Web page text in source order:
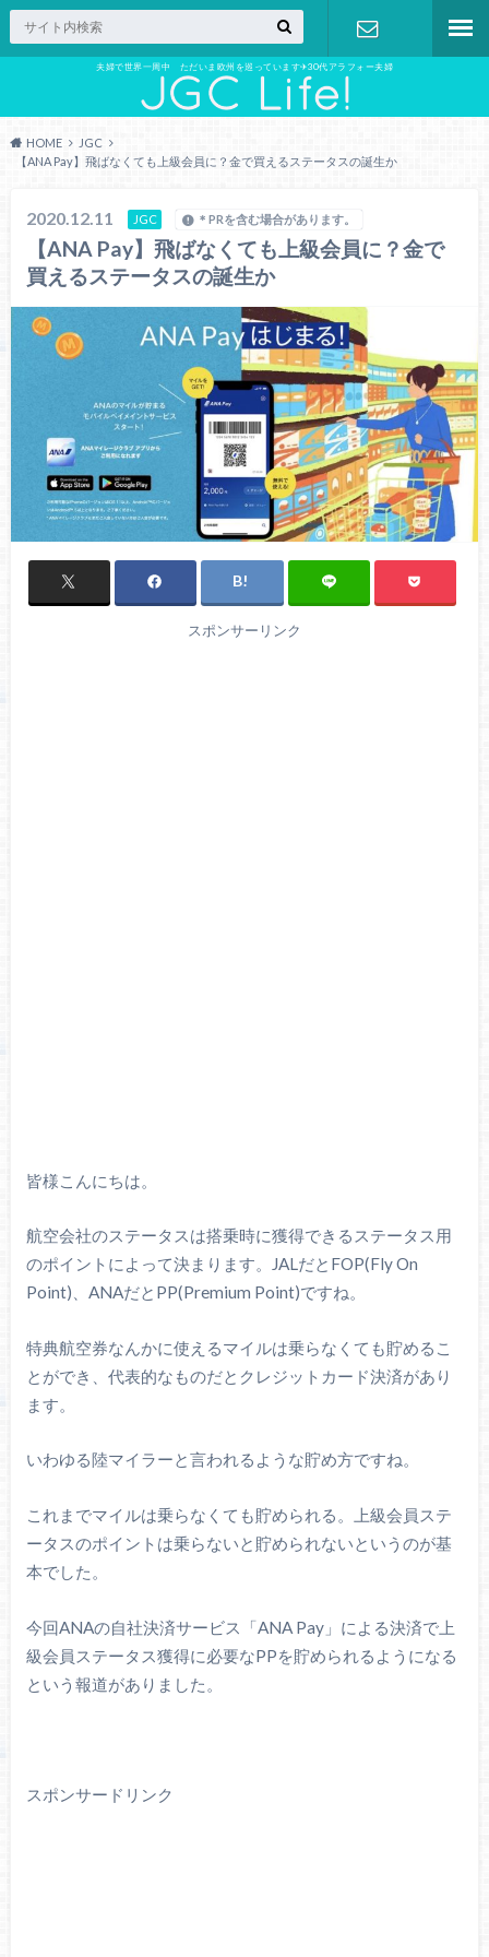
夫婦で世界一周中 ただいま欧州を巡っています✈︎30代アラフォー夫婦
お問い合わ
HOME
JGC
【ANA Pay】飛ばなくても上級会員に？金で買えるステータスの誕生か
2020.12.11 JGC ＊PRを含む場合があります。
【ANA Pay】飛ばなくても上級会員に？金で
買えるステータスの誕生か
スポンサーリンク
皆様こんにちは。
航空会社のステータスは搭乗時に獲得できるステータス用
のポイントによって決まります。JALだとFOP(Fly On
Point)、ANAだとPP(Premium Point)ですね。
特典航空券なんかに使えるマイルは乗らなくても貯めるこ
とができ、代表的なものだとクレジットカード決済があり
ます。
いわゆる陸マイラーと言われるような貯め方ですね。
これまでマイルは乗らなくても貯められる。上級会員ステ
ータスのポイントは乗らないと貯められないというのが基
本でした。
今回ANAの自社決済サービス「ANA Pay」による決済で上
級会員ステータス獲得に必要なPPを貯められるようになる
という報道がありました。
スポンサードリンク